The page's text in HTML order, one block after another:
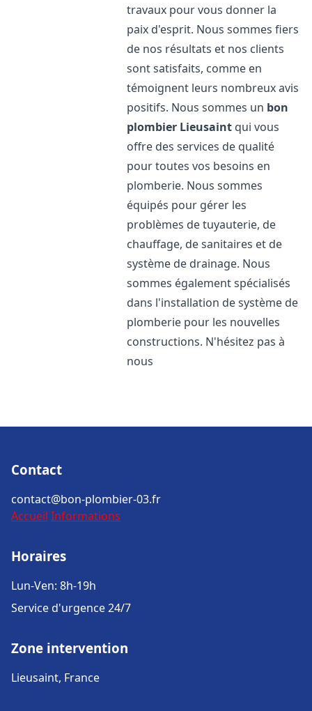
travaux pour vous donner la
paix d'esprit. Nous sommes fiers
de nos résultats et nos clients
sont satisfaits, comme en
témoignent leurs nombreux avis
positifs. Nous sommes un bon
plombier Lieusaint qui vous
offre des services de qualité
pour toutes vos besoins en
plomberie. Nous sommes
équipés pour gérer les
problèmes de tuyauterie, de
chauffage, de sanitaires et de
système de drainage. Nous
sommes également spécialisés
dans l'installation de système de
plomberie pour les nouvelles
constructions. N'hésitez pas à
nous
Contact
contact@bon-plombier-03.fr
Accueil Informations
Horaires
Lun-Ven: 8h-19h
Service d'urgence 24/7
Zone intervention
Lieusaint, France